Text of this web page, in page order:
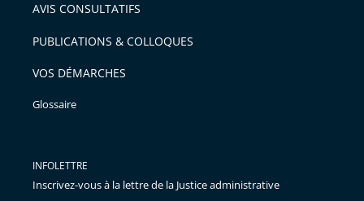
AVIS CONSULTATIFS
PUBLICATIONS & COLLOQUES
VOS DÉMARCHES
Glossaire
INFOLETTRE
Inscrivez-vous à la lettre de la Justice administrative